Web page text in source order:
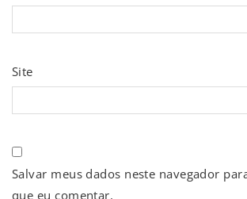
Site
Salvar meus dados neste navegador
que eu comentar.